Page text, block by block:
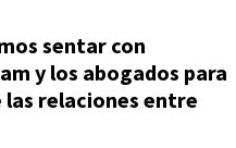
sentar con
y los abogados para
las relaciones entre